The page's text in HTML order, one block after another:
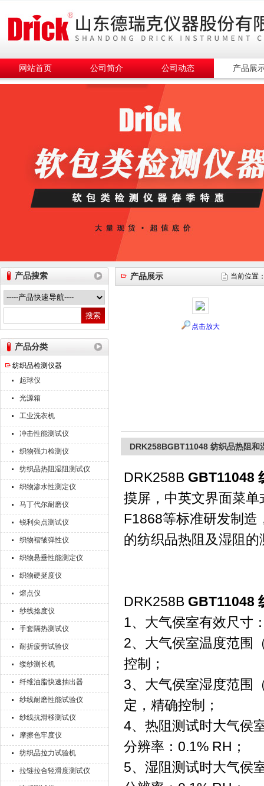
山东德瑞克仪器股份有限公司
网站首页 公司简介 公司动态 产品展
产品搜索
产品分类
纺织品检测仪器
起球仪
光源箱
工业洗衣机
冲击性能测试仪
织物强力检测仪
纺织品热阻湿阻测试仪
织物渗水性测定仪
马丁代尔耐磨仪
锐利尖点测试仪
织物褶皱弹性仪
织物悬垂性能测定仪
织物硬挺度仪
熔点仪
纱线捻度仪
手套隔热测试仪
耐折疲劳试验仪
缕纱测长机
纤维油脂快速抽出器
纱线耐磨性能试验仪
纱线抗滑移测试仪
摩擦色牢度仪
纺织品拉力试验机
拉链拉合轻滑度测试仪
产品展示 当前位置
点击放大
DRK258BGBT11048 纺织品热阻和
DRK258B GBT11048
摸屏，中英文界面菜
F1868等标准研发制造
的纺织品热阻及湿阻的
DRK258B GBT11048
1、大气侯室有效尺寸
2、大气侯室温度范
控制；
3、大气侯室湿度范围
定，精确控制；
4、热阻测试时大气
分辨率：0.1% RH；
5、湿阻测试时大气